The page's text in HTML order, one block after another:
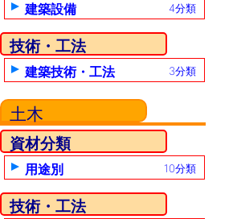
建築設備 4分類
技術・工法
建築技術・工法 3分類
土木
資材分類
用途別 10分類
技術・工法